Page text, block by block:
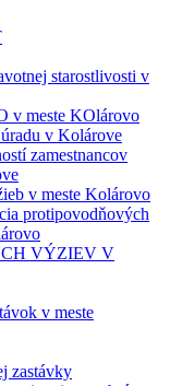
starostlivosti v
v meste KOlárovo
v Kolárove
zamestnancov
v meste Kolárovo
protipovodňových
VÝZIEV V
v meste
zastávky